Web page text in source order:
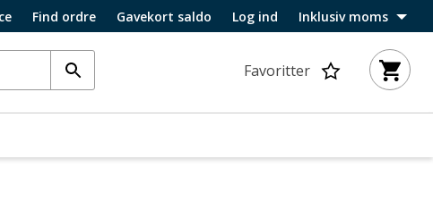
Find ordre Gavekort saldo Log ind Inklusiv moms
Favoritter